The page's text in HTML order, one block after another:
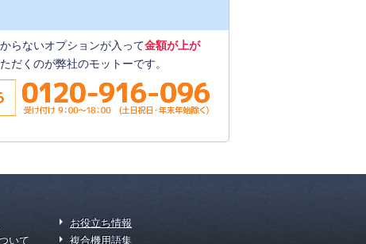
らないオプションが入って金額が上が
だくのが弊社のモットーです。
いて
お役立ち情報
複合機用語集